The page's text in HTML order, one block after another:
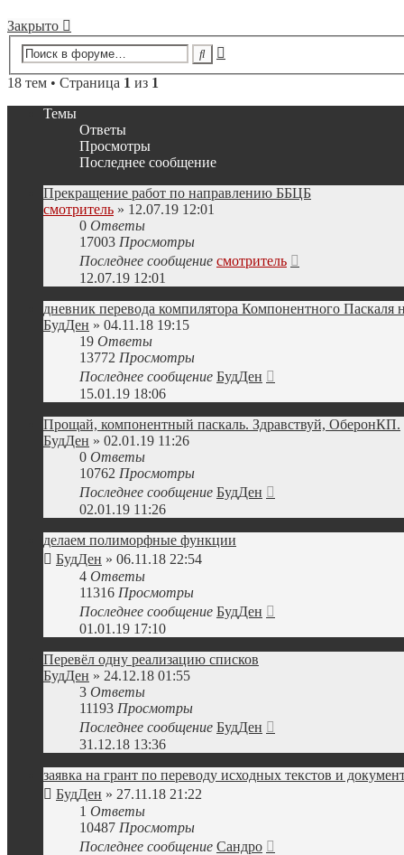
Закрыто
Поиск
18 тем • Страница 1 из 1
Темы
Ответы
Просмотры
Последнее сообщение
Прекращение работ по направлению ББЦБ
смотритель » 12.07.19 12:01
0 Ответы
17003 Просмотры
Последнее сообщение смотритель
12.07.19 12:01
дневник перевода компилятора Компонентного Паскаля
БудДен » 04.11.18 19:15
19 Ответы
13772 Просмотры
Последнее сообщение БудДен
15.01.19 18:06
Прощай, компонентный паскаль. Здравствуй, ОберонКП.
БудДен » 02.01.19 11:26
0 Ответы
10762 Просмотры
Последнее сообщение БудДен
02.01.19 11:26
делаем полиморфные функции
БудДен » 06.11.18 22:54
4 Ответы
11316 Просмотры
Последнее сообщение БудДен
01.01.19 17:10
Перевёл одну реализацию списков
БудДен » 24.12.18 01:55
3 Ответы
11193 Просмотры
Последнее сообщение БудДен
31.12.18 13:36
заявка на грант по переводу исходных текстов и
БудДен » 27.11.18 21:22
1 Ответы
10487 Просмотры
Последнее сообщение Сандро